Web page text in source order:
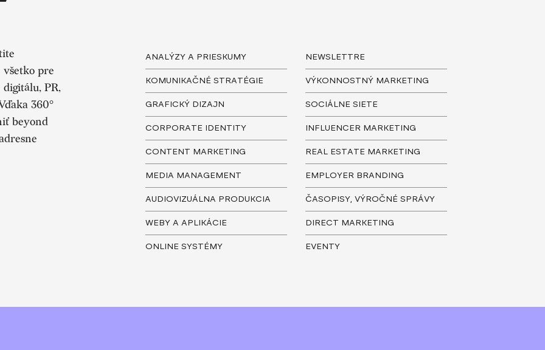
všetko pre
PR,
360°
beyond
ANALÝZY A PRIESKUMY
KOMUNIKAČNÉ STRATÉGIE
GRAFICKÝ DIZAJN
CORPORATE IDENTITY
CONTENT MARKETING
MEDIA MANAGEMENT
AUDIOVIZUÁLNA PRODUKCIA
WEBY A APLIKÁCIE
ONLINE SYSTÉMY
NEWSLETTRE
VÝKONNOSTNÝ MARKETING
SOCIÁLNE SIETE
INFLUENCER MARKETING
REAL ESTATE MARKETING
EMPLOYER BRANDING
ČASOPISY, VÝROČNÉ SPRÁVY
DIRECT MARKETING
EVENTY